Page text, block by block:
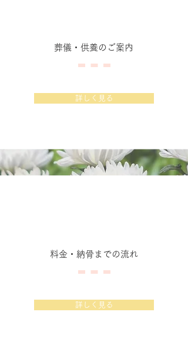
​葬儀・供養のご案内
詳しく見る
料金・納骨までの流れ
詳しく見る